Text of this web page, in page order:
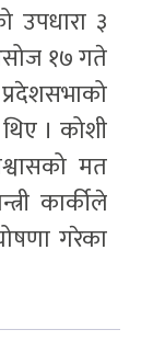
उपधारा ३
१७ गते
। कोशी
मत
कार्कीले
गरेका